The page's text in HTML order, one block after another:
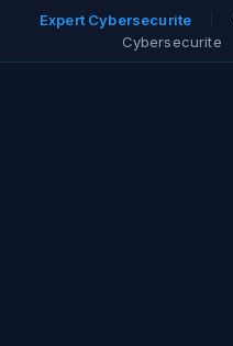
Expert Cybersecurite
Cybersecurite